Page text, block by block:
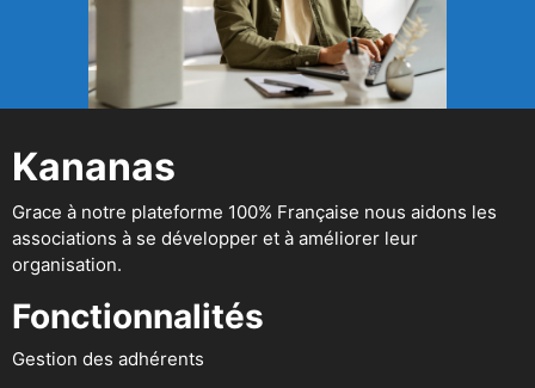
Kananas
Grace à notre plateforme 100% Française nous aidons les
associations à se développer et à améliorer leur
organisation.
Fonctionnalités
Gestion des adhérents